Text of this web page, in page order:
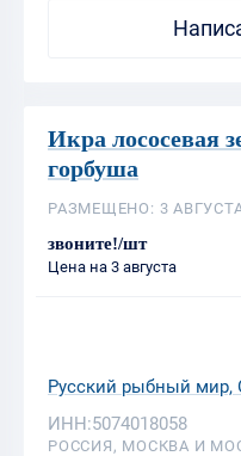
Икра лососевая
горбуша
РАЗМЕЩЕНО: 3
звоните!/шт
Цена на 3 августа
Русский рыбный мир,
ИНН:5074018058
РОССИЯ, МОСКВА И